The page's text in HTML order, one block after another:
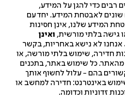
להגן על המידע,
לאבטחת המידע. יחד עם
שלנו, אינן חסינות
בלתי מורשית,ואינן
לא נישא באחריות, בקשר
שימוש בלתי מורשה, או
כל שימוש באתר, בתכנים
בהם - עלול לחשוף אותך
באינטרנט: חדירה למחשב או
וכדומה.